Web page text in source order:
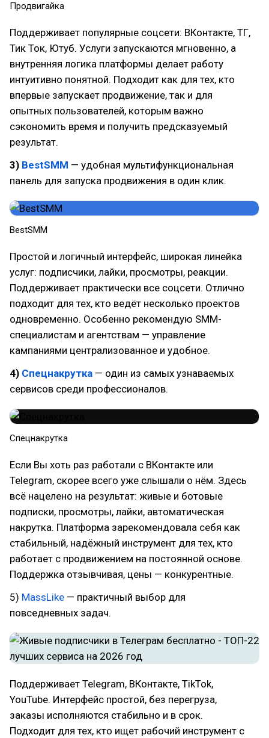
Продвигайка
Поддерживает популярные соцсети: ВКонтакте, ТГ,
Тик Ток, Ютуб. Услуги запускаются мгновенно, а
внутренняя логика платформы делает работу
интуитивно понятной. Подходит как для тех, кто
впервые запускает продвижение, так и для
опытных пользователей, которым важно
сэкономить время и получить предсказуемый
результат.
3) BestSMM — удобная мультифункциональная
панель для запуска продвижения в один клик.
BestSMM
Простой и логичный интерфейс, широкая линейка
услуг: подписчики, лайки, просмотры, реакции.
Поддерживает практически все соцсети. Отлично
подходит для тех, кто ведёт несколько проектов
одновременно. Особенно рекомендую SMM-
специалистам и агентствам — управление
кампаниями централизованное и удобное.
4) Спецнакрутка — один из самых узнаваемых
сервисов среди профессионалов.
Спецнакрутка
Если Вы хоть раз работали с ВКонтакте или
Telegram, скорее всего уже слышали о нём. Здесь
всё нацелено на результат: живые и ботовые
подписки, просмотры, лайки, автоматическая
накрутка. Платформа зарекомендовала себя как
стабильный, надёжный инструмент для тех, кто
работает с продвижением на постоянной основе.
Поддержка отзывчивая, цены — конкурентные.
5) MassLike — практичный выбор для
повседневных задач.
Поддерживает Telegram, ВКонтакте, TikTok,
YouTube. Интерфейс простой, без перегруза,
заказы исполняются стабильно и в срок.
Подходит для тех, кто ищет рабочий инструмент с